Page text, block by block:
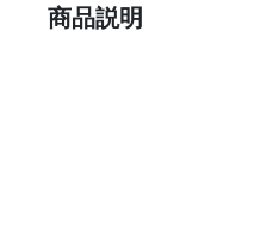
商品説明